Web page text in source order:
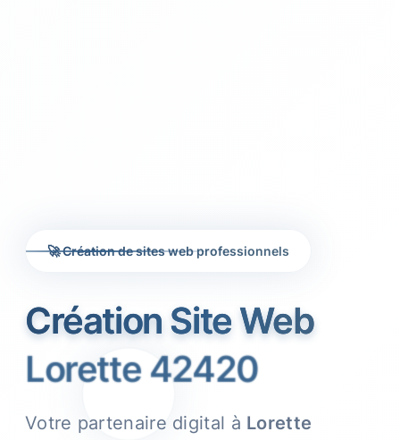
🚀 Création de sites web professionnels
Création Site Web
Lorette 42420
Votre partenaire digital à Lorette